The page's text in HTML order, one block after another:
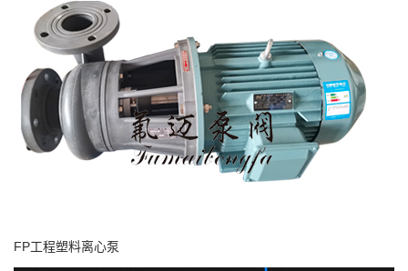
FP工程塑料离心泵